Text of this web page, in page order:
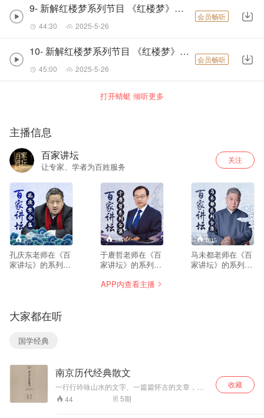
9- 新解红楼梦系列节目 《红楼梦》的诗词曲赋-
44:30 2025-5-26
会员畅听
10- 新解红楼梦系列节目 《红楼梦》的艺术个性（上）-
45:00 2025-5-26
会员畅听
打开蜻蜓 倾听更多
主播信息
百家讲坛
让专家、学者为百姓服务
关注
875
孔庆东老师在《百
家讲坛》的系列节
535
于赓哲老师在《百
家讲坛》的系列节
含六部内容：《大
1815
马未都老师在《百
家讲坛》的系列节
APP内查看主播
大家都在听
国学经典
南京历代经典散文
一行行吟咏山水的文字、一篇篇怀古的文章，从
六朝到现当代，有多少人为金陵山水城林感慨抒
怀？朱自清、俞平伯的《桨声灯影里的秦淮河》
44 5期
收藏